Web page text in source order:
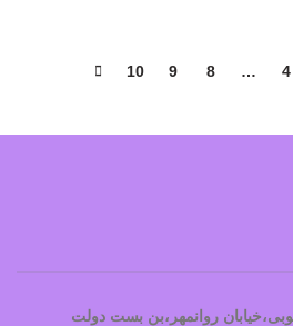
4
…
8
9
10
روانمهر،بن بست دولت